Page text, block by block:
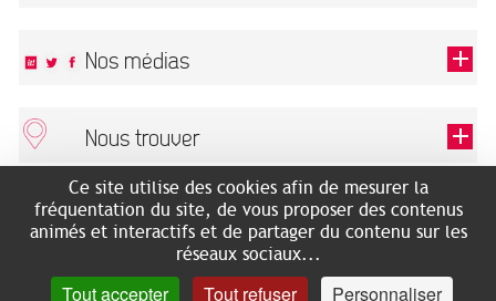
Ce champ est exigé.
Nos médias
Nous trouver
ARCHIVES MUNICIPALES
2 rue des Archives
Accès mobilité réduite :
RECHERCHES GÉNÉALOGIQUES
NOUS CONNAÎTRE
SERVICE ÉDUCATIF
LES ARCHIVES EN LIGNE
HISTOIRE DE TOULOUSE
Ce site utilise des cookies afin de mesurer la
fréquentation du site, de vous proposer des contenus
animés et interactifs et de partager du contenu sur les
réseaux sociaux...
Tout accepter Tout refuser Personnaliser